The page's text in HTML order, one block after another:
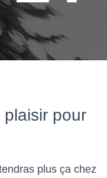
pour
plus ça chez